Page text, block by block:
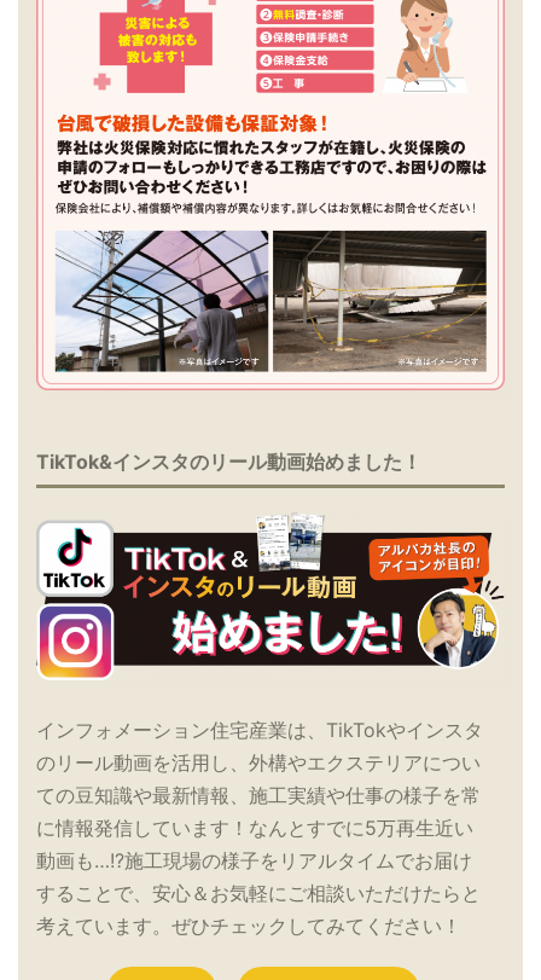
TikTok&インスタのリール動画始めました！
インフォメーション住宅産業は、TikTokやインスタ
のリール動画を活用し、外構やエクステリアについ
ての豆知識や最新情報、施工実績や仕事の様子を常
に情報発信しています！なんとすでに5万再生近い
動画も…!?施工現場の様子をリアルタイムでお届け
することで、安心＆お気軽にご相談いただけたらと
考えています。ぜひチェックしてみてください！